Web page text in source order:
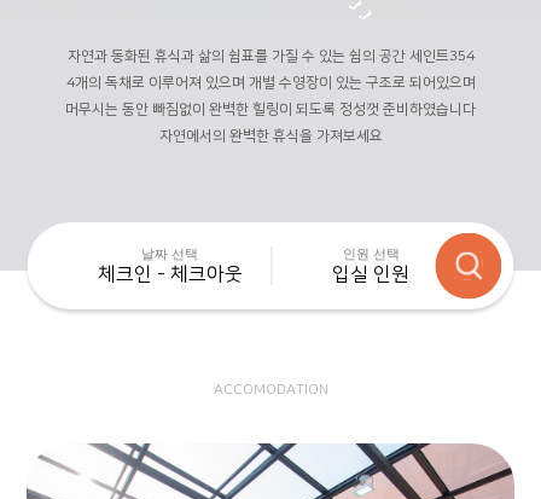
자연과 동화된 휴식과 삶의 쉼표를 가질 수 있는 쉼의 공간 세인트354
4개의 독채로 이루어져 있으며 개별 수영장이 있는 구조로 되어있으며
머무시는 동안 빠짐없이 완벽한 힐링이 되도록 정성껏 준비하였습니다
자연에서의 완벽한 휴식을 가져보세요
날짜 선택
체크인 - 체크아웃
인원 선택
입실 인원
ACCOMODATION